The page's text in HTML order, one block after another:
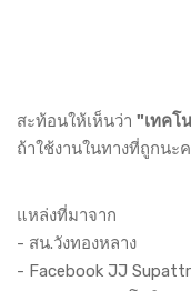
สะท้อนให้เห็นว่า "เทคโ
ถ้าใช้งานในทางที่ถูกนะค
แหล่งที่มาจาก
- สน.วังทองหลาง
- Facebook JJ